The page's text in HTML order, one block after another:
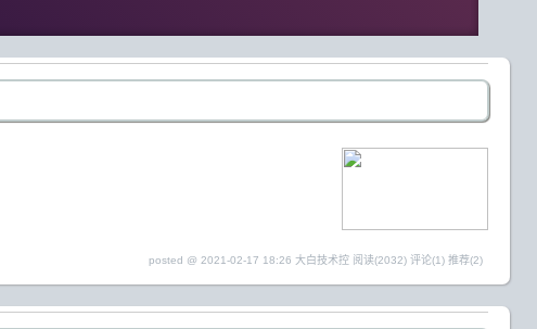
posted @ 2021-02-17 18:26 大白技术控 阅读(2032) 评论(1) 推荐(2)